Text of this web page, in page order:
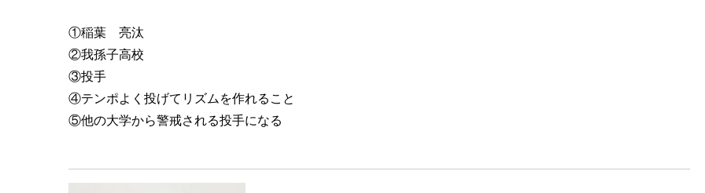
①稲葉 亮汰
②我孫子高校
③投手
④テンポよく投げてリズムを作れること
⑤他の大学から警戒される投手になる